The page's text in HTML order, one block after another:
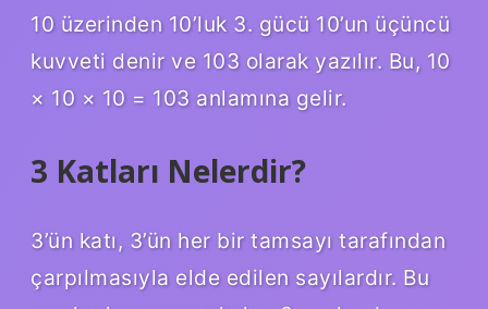
10 üzerinden 10’luk 3. gücü 10’un üçüncü
kuvveti denir ve 103 olarak yazılır. Bu, 10
× 10 × 10 = 103 anlamına gelir.
3 Katları Nelerdir?
3’ün katı, 3’ün her bir tamsayı tarafından
çarpılmasıyla elde edilen sayılardır. Bu